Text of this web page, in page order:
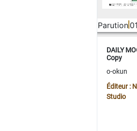
Parution
DAILY
Copy
o-okun
Éditeur :
Studio